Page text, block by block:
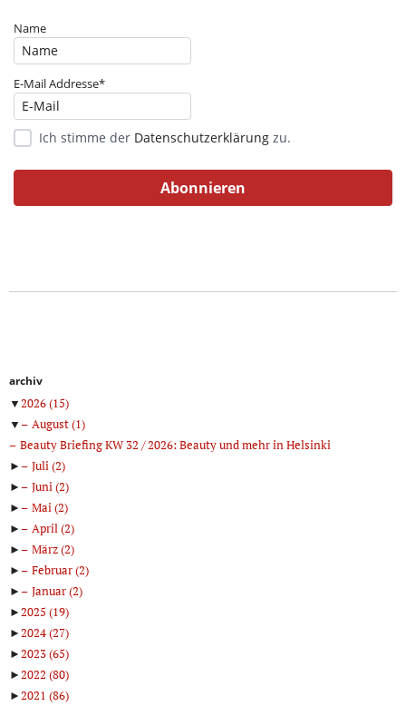
Name
E-Mail Addresse*
Ich stimme der Datenschutzerklärung zu.
archiv
▼2026(15)
▼
August(1)
Beauty Briefing KW 32 / 2026: Beauty und mehr in Helsinki
►
Juli(2)
►
Juni(2)
►
Mai(2)
►
April(2)
►
März(2)
►
Februar(2)
►
Januar(2)
►2025 (19)
►2024(27)
►2023(65)
►2022 (80)
►2021 (86)